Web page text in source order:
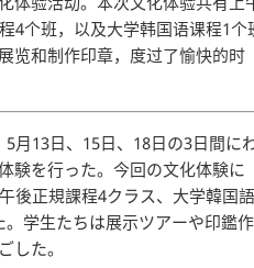
4个班，以及大学韩国语课程1个
览和制作印章，度过了愉快的时
月13日、15日、18日の3日間に
験を行った。今回の文化体験に
後正規課程4クラス、大学韓国語
学生たちは展示ツアーや印鑑作
した。